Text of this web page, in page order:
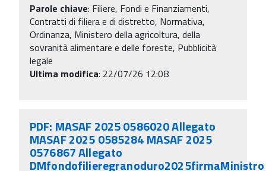
Parole chiave: Filiere, Fondi e Finanziamenti,
Contratti di filiera e di distretto, Normativa,
Ordinanza, Ministero della agricoltura, della
sovranità alimentare e delle foreste, Pubblicità
legale
Ultima modifica: 22/07/26 12:08
PDF: MASAF 2025 0586020 Allegato
MASAF 2025 0585284 MASAF 2025
0576867 Allegato
DMfondofilieregranoduro2025firmaMinistro